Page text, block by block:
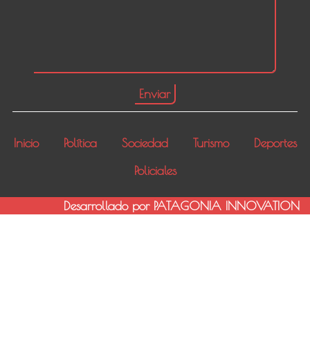
Inicio Política Sociedad Turismo
Deportes
Policiales
Desarrollado por PATAGONIA INNOVATION